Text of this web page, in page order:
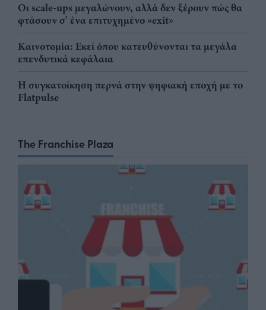
Οι scale-ups μεγαλώνουν, αλλά δεν ξέρουν πώς θα
φτάσουν σ' ένα επιτυχημένο «exit»
Καινοτομία: Εκεί όπου κατευθύνονται τα μεγάλα
επενδυτικά κεφάλαια
Η συγκατοίκηση περνά στην ψηφιακή εποχή με το
Flatpulse
The Franchise Plaza